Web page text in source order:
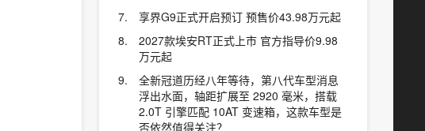
享界G9正式开启预订 预售价43.98万元起
2027款埃安RT正式上市 官方指导价9.98
万元起
全新冠道历经八年等待，第八代车型消息
浮出水面，轴距扩展至 2920 毫米，搭载
2.0T 引擎匹配 10AT 变速箱，这款车型是
否依然值得关注？